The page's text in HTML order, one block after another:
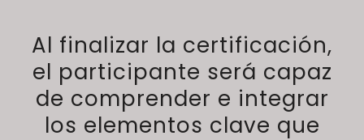
Al finalizar la certificación,
el participante será capaz
de comprender e integrar
los elementos clave que